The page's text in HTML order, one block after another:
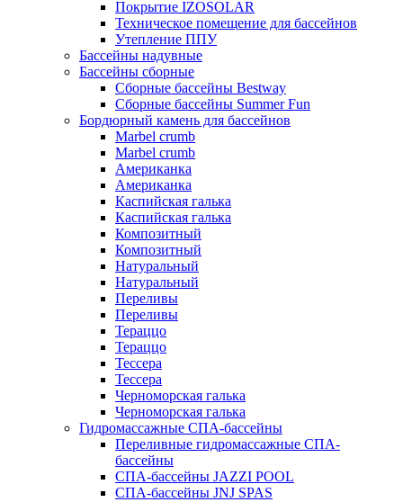
Покрытие IZOSOLAR
Техническое помещение для бассейнов
Утепление ППУ
Бассейны надувные
Бассейны сборные
Сборные бассейны Bestway
Сборные бассейны Summer Fun
Бордюрный камень для бассейнов
Marbel crumb
Marbel crumb
Американка
Американка
Каспийская галька
Каспийская галька
Композитный
Композитный
Натуральный
Натуральный
Переливы
Переливы
Тераццо
Тераццо
Тессера
Тессера
Черноморская галька
Черноморская галька
Гидромассажные СПА-бассейны
Переливные гидромассажные СПА-
бассейны
СПА-бассейны JAZZI POOL
СПА-бассейны JNJ SPAS